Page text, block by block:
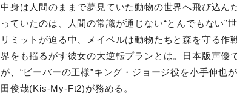
中身は人間のままで夢見ていた動物の世界へ飛び込ん
っていたのは、人間の常識が通じない“とんでもない”
リミットが迫る中、メイベルは動物たちと森を守る作
界をも揺るがす彼女の大逆転プランとは。日本版声優
が、“ビーバーの王様”キング・ジョージ役を小手伸也
田俊哉(Kis-My-Ft2)が務める。